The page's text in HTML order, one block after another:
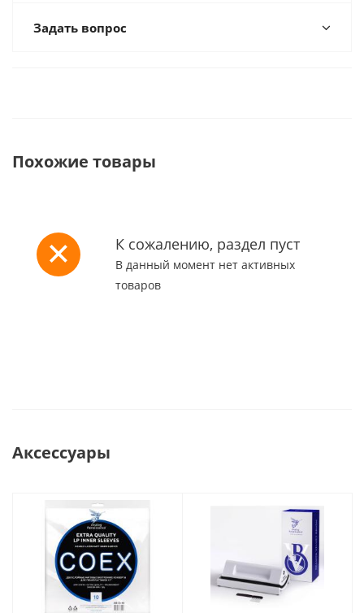
Задать вопрос
Похожие товары
К сожалению, раздел пуст
В данный момент нет активных
товаров
Аксессуары